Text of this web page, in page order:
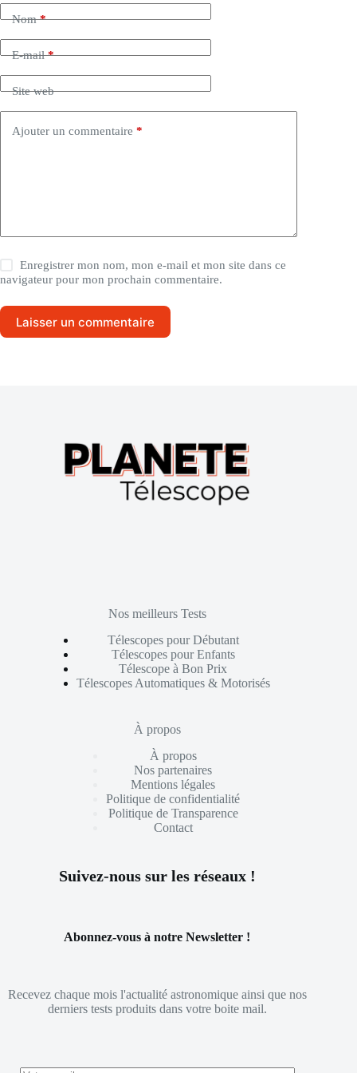
Nom*
E-mail*
Site web
Ajouter un commentaire *
Enregistrer mon nom, mon e-mail et mon site dans ce
navigateur pour mon prochain commentaire.
Laisser un commentaire
Nos meilleurs Tests
Télescopes pour Débutant
Télescopes pour Enfants
Télescope à Bon Prix
Télescopes Automatiques & Motorisés
À propos
À propos
Nos partenaires
Mentions légales
Politique de confidentialité
Politique de Transparence
Contact
Suivez-nous sur les réseaux !
Abonnez-vous à notre Newsletter !
Recevez chaque mois l'actualité astronomique ainsi que nos
derniers tests produits dans votre boite mail.